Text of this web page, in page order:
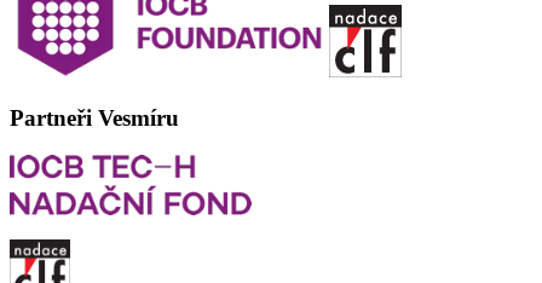
Partneři Vesmíru